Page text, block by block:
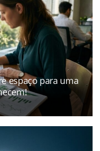
espaço para uma